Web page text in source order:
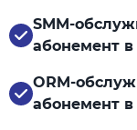
SMM-
абонемент
ORM-
абонемент